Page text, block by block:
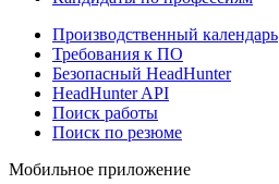
Производственный календарь
Требования к ПО
Безопасный HeadHunter
HeadHunter API
Поиск работы
Поиск по резюме
Мобильное приложение